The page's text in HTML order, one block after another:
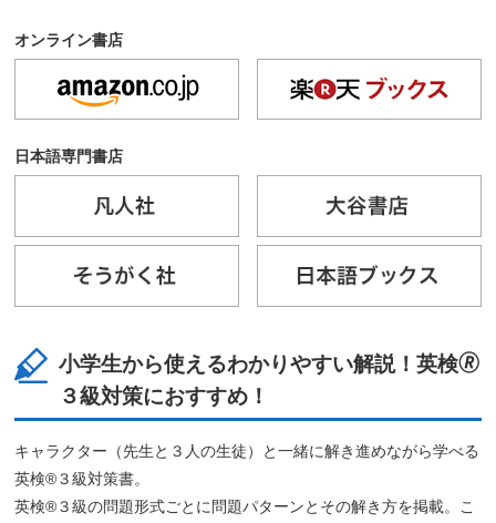
小学生から使えるわかりやすい解説！英検🄬
３級対策におすすめ！
キャラクター（先生と３人の生徒）と一緒に解き進めながら学べる
英検®３級対策書。
英検®３級の問題形式ごとに問題パターンとその解き方を掲載。こ
オンライン書店
日本語専門書店